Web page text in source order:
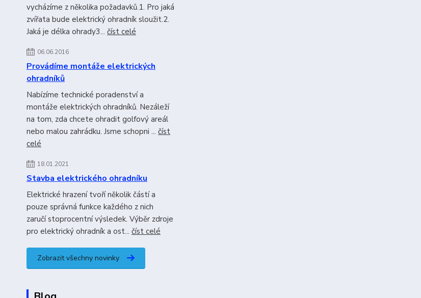
vycházíme z několika požadavků.1. Pro jaká
zvířata bude elektrický ohradník sloužit.2.
Jaká je délka ohrady3... číst celé
06.06.2016
Provádíme montáže elektrických
ohradníků
Nabízíme technické poradenství a
montáže elektrických ohradníků. Nezáleží
na tom, zda chcete ohradit golfový areál
nebo malou zahrádku. Jsme schopni ... číst
celé
18.01.2021
Stavba elektrického ohradníku
Elektrické hrazení tvoří několik částí a
pouze správná funkce každého z nich
zaručí stoprocentní výsledek. Výběr zdroje
pro elektrický ohradník a ost... číst celé
Zobrazit všechny novinky